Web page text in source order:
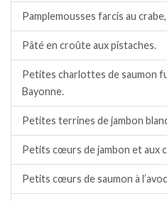
Pamplemousses farcis au
Pâté en croûte aux pistaches.
Petites charlottes de saumon
Bayonne.
Petites terrines de jambon
Petits cœurs de jambon et aux
Petits cœurs de saumon à